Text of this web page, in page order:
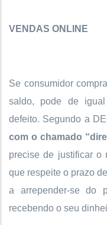
VENDAS ONLINE
Se consumidor
saldo, pode de
defeito. Segundo a
com o chamado
precise de justificar o
que respeite o prazo
a arrepender-se do
recebendo o seu